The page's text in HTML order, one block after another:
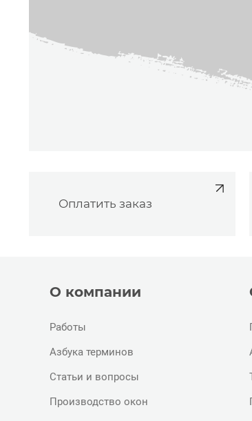
Оплатить заказ
О компании
Работы
Азбука терминов
Статьи и вопросы
Производство окон